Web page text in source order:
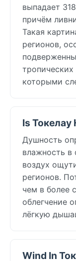
выпадает
причём
Такая
регионов,
тропических
которыми
Is Токелау
Душность
влажность в
воздух
регионов.
чем в более
облегчение
лёгкую
Wind In